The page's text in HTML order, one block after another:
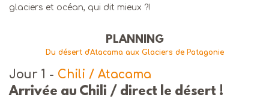
glaciers et océan, qui dit mieux ?!
PLANNING
Du désert d'Atacama aux Glaciers de Patagonie
Jour 1 - Chili / Atacama
Arrivée au Chili / direct le désert !